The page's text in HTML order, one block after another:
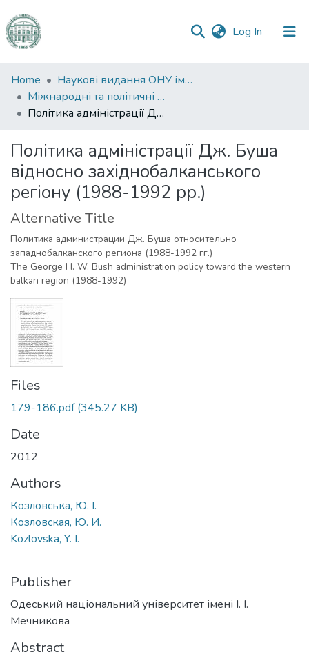
Log In (current)
Communities
&
Collections
Statistics
Home
Наукові видання ОНУ імені І. І. Мечникова
Міжнародні та політичні дослідження
Політика адміністрації Дж. Буша відносно західнобалканського регіону (1988-1992 рр.)
Політика адміністрації Дж. Буша
відносно західнобалканського
регіону (1988-1992 рр.)
Alternative Title
Политика администрации Дж. Буша относительно
западнобалканского региона (1988-1992 гг.)
The George H. W. Bush administration policy toward the western
balkan region (1988-1992)
Files
179-186.pdf(345.27 KB)
Date
2012
Authors
Козловська, Ю. І.
Козловская, Ю. И.
Kozlovska, Y. I.
Publisher
Одеський національний університет імені І. І.
Мечникова
Abstract